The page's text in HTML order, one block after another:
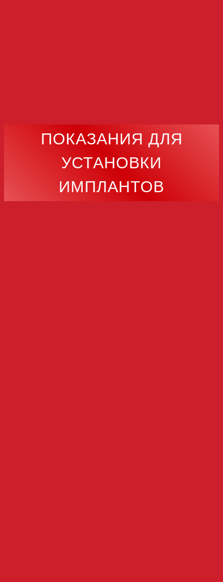
ПОКАЗАНИЯ ДЛЯ
УСТАНОВКИ
ИМПЛАНТОВ